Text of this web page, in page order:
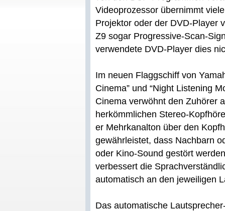
Videoprozessor übernimmt
Projektor oder der DVD-Player
Z9 sogar Progressive-Scan-
verwendete DVD-Player dies
Im neuen Flaggschiff von
Cinema” und “Night Listening
Cinema verwöhnt den Zuhörer
herkömmlichen Stereo-
er Mehrkanalton über den
gewährleistet, dass Nachbarn
oder Kino-Sound gestört
verbessert die
automatisch an den jeweiligen
Das automatische